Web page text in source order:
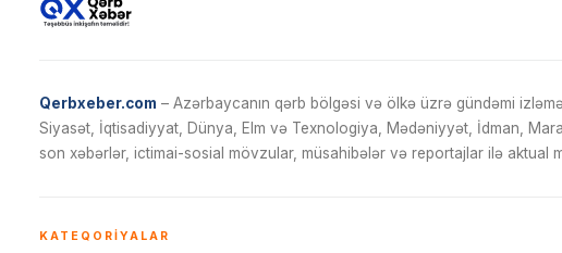
Qerbxeber.com – Azərbaycanın qərb bölgəsi və ölkə üzrə gündəmi
Siyasət, İqtisadiyyat, Dünya, Elm və Texnologiya, Mədəniyyət, İdman,
son xəbərlər, ictimai-sosial mövzular, müsahibələr və reportajlar ilə aktual
KATEQORIYALAR